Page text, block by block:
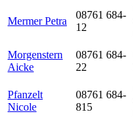
Mermer Petra
08761 684-
12
Morgenstern
Aicke
08761 684-
22
Pfanzelt
Nicole
08761 684-
815